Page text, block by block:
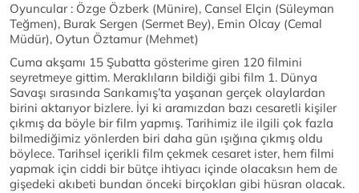
Oyuncular : Özge Özberk (Münire), Cansel Elçin (Süleyman
Teğmen), Burak Sergen (Sermet Bey), Emin Olcay (Cemal
Müdür), Oytun Öztamur (Mehmet)
Cuma akşamı 15 Şubatta gösterime giren 120 filmini
seyretmeye gittim. Meraklıların bildiği gibi film 1. Dünya
Savaşı sırasında Sarıkamış’ta yaşanan gerçek olaylardan
birini aktarıyor bizlere. İyi ki aramızdan bazı cesaretli kişiler
çıkmış da böyle bir film yapmış. Tarihimiz ile ilgili çok fazla
bilmediğimiz yönlerden biri daha gün ışığına çıkmış oldu
böylece. Tarihsel içerikli film çekmek cesaret ister, hem filmi
yapmak için ciddi bir bütçe ihtiyacı içinde olacaksın hem de
gişedeki akıbeti bundan önceki birçokları gibi hüsran olacak.